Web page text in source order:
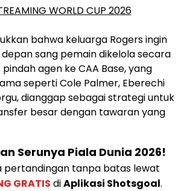
bahwa keluarga Rogers ingin
sang pemain dikelola secara
agen ke CAA Base, yang
seperti Cole Palmer, Eberechi
dianggap sebagai strategi untuk
besar dengan tawaran yang
Serunya Piala Dunia 2026!
pertandingan tanpa batas lewat
GRATIS diAplikasi Shotsgoal.